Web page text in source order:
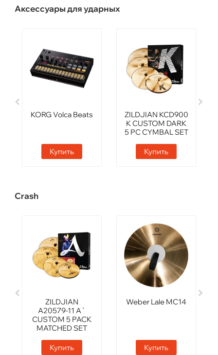
Аксессуары для ударных
KORG Volca Beats
Купить
ZILDJIAN KCD900
K CUSTOM DARK
5 PC CYMBAL SET
Купить
Crash
ZILDJIAN
A20579-11 A`
CUSTOM 5 PACK
MATCHED SET
Купить
Weber Lale MC14
Купить